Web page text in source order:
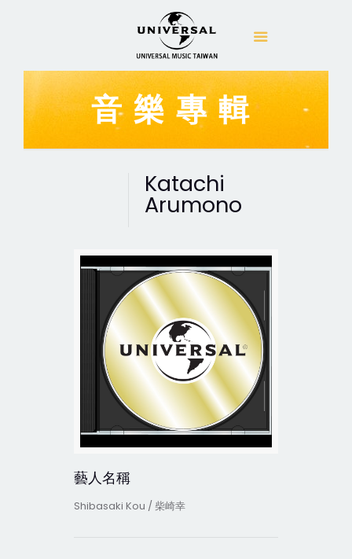
音樂專輯
Katachi
Arumono
藝人名稱
Shibasaki Kou / 柴崎幸